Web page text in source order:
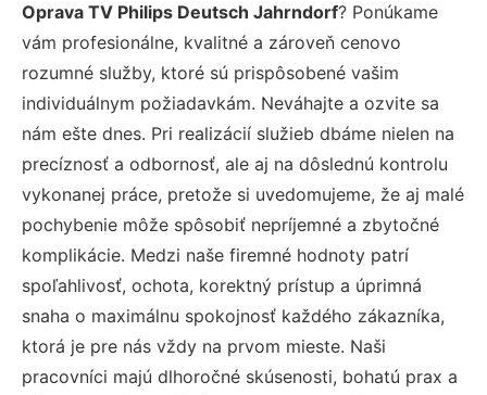
Oprava TV Philips Deutsch Jahrndorf? Ponúkame
vám profesionálne, kvalitné a zároveň cenovo
rozumné služby, ktoré sú prispôsobené vašim
individuálnym požiadavkám. Neváhajte a ozvite sa
nám ešte dnes. Pri realizácií služieb dbáme nielen na
precíznosť a odbornosť, ale aj na dôslednú kontrolu
vykonanej práce, pretože si uvedomujeme, že aj malé
pochybenie môže spôsobiť nepríjemné a zbytočné
komplikácie. Medzi naše firemné hodnoty patrí
spoľahlivosť, ochota, korektný prístup a úprimná
snaha o maximálnu spokojnosť každého zákazníka,
ktorá je pre nás vždy na prvom mieste. Naši
pracovníci majú dlhoročné skúsenosti, bohatú prax a